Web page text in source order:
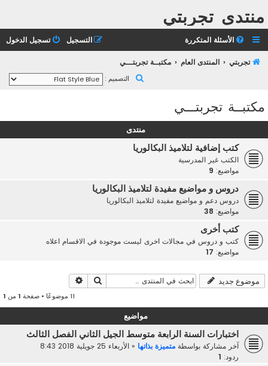
منتدى تجربتي
الأسئلة المتكررة تسجيل الدخول التسجيل
تجربتي المنتدى العام مكتبــة تجربتـــي
التصميم :
مكتبــة تجربتـــي
منتدى
كتب إضافية لتلاميذ البكالوريا
الكتب غير المدرسية
مواضيع: 9
دروس و مواضيع مفيدة لتلاميذ البكالوريا
دروس دعم و مواضيع مفيدة لتلاميذ البكالوريا
مواضيع: 38
كتب أخرى
كتب و دروس في مجالات اخرى ليست موجودة في الاقسام اعلاه
مواضيع: 17
موضوع جديد بحث
11 موضوعًا • صفحة 1 من 1
مواضيع
اختبارات السنة الرابعة متوسط الجيل الثاني الفصل الثالث
آخر مشاركة بواسطة متميزة بذاتها « الأربعاء 25 جويلية 2018 8:43
ردود: 1